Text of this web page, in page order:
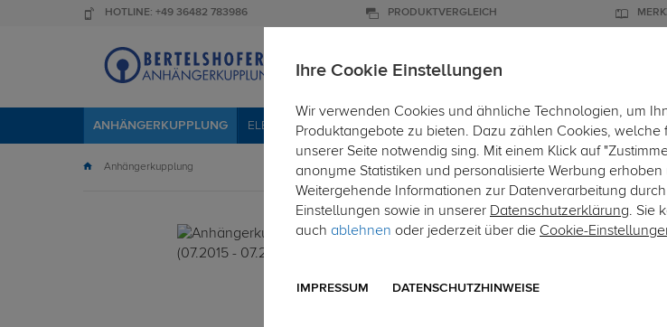
HOTLINE: +49 36482 783986 PRODUKTVERGLEICH
ANHÄNGERKUPPLUNG ELEKTROSÄTZE DACHTRÄGER DACHBOXEN FAHRRADTRÄGER
Anhängerkupplung
Art.-Nr.
Oris
Ihre Cookie Einstellungen
Wir verwenden Cookies und ähnliche Technologien, um
Produktangebote zu bieten. Dazu zählen Cookies, welche
unserer Seite notwendig sing. Mit einem Klick auf
anonyme Statistiken und personalisierte Werbung
Weitergehende Informationen zur Datenverarbeitung
Einstellungen sowie in unserer Datenschutzerklärung. Sie
auch ablehnen oder jederzeit über die Cookie-
IMPRESSUM DATENSCHUTZHINWEISE